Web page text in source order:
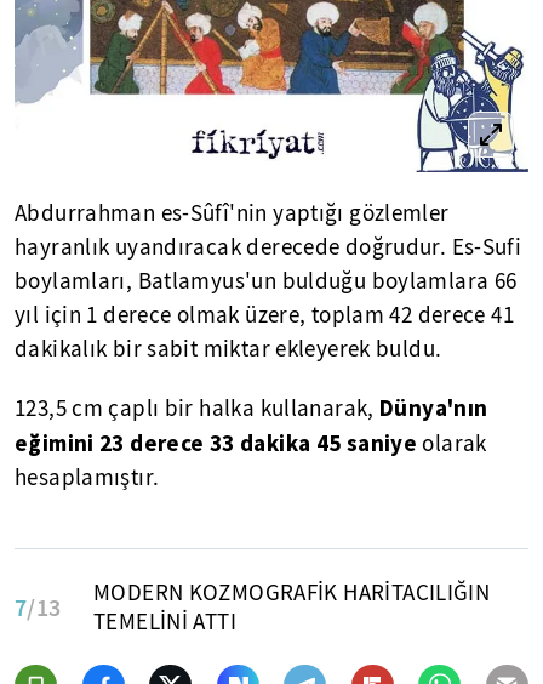
Abdurrahman es-Sûfî'nin yaptığı gözlemler
hayranlık uyandıracak derecede doğrudur. Es-Sufi
boylamları, Batlamyus'un bulduğu boylamlara 66
yıl için 1 derece olmak üzere, toplam 42 derece 41
dakikalık bir sabit miktar ekleyerek buldu.
123,5 cm çaplı bir halka kullanarak, Dünya'nın
eğimini 23 derece 33 dakika 45 saniye olarak
hesaplamıştır.
7/13
MODERN KOZMOGRAFİK HARİTACILIĞIN
TEMELİNİ ATTI